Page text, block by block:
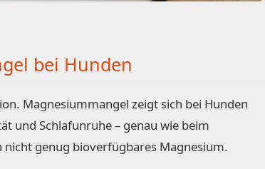
bei Hunden
Magnesiummangel zeigt sich bei Hunden
und Schlafunruhe – genau wie beim
genug bioverfügbares Magnesium.